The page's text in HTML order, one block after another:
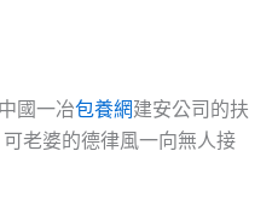
國一冶包養網建安公司的扶
老婆的德律風一向無人接